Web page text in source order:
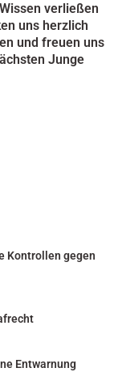
verließen
uns herzlich
und freuen uns
Junge
Kontrollen gegen
Entwarnung